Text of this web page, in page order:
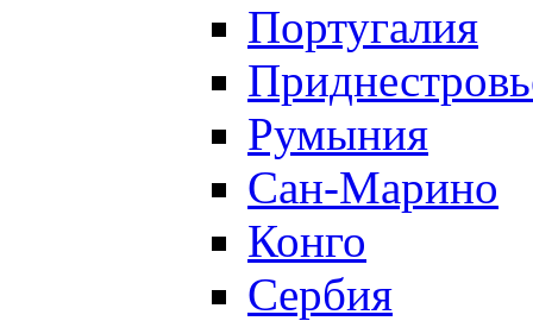
Португалия
Румыния
Сан-Марино
Конго
Сербия